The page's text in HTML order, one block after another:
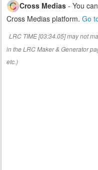
Cross Medias - You
Cross Medias platform. Go
LRC TIME [03:34.05] may not
in the LRC Maker & Generator
etc.)